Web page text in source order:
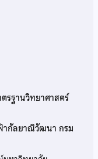
รฐานวิทยาศาสตร์
ากัลยาณิวัฒนา กรม